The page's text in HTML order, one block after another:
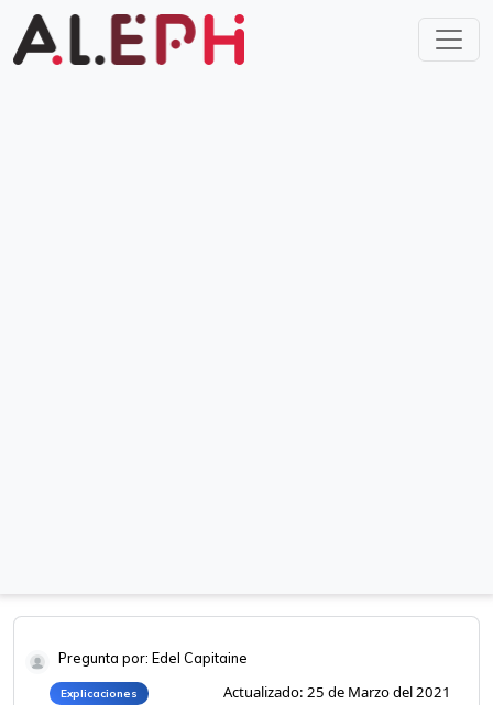
Pregunta por: Edel Capitaine
Explicaciones Actualizado: 25 de Marzo del 2021